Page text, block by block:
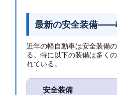
最新の安全装備——
近年の軽自動車は安全装備
る。特に以下の装備は多く
れている。
安全装備